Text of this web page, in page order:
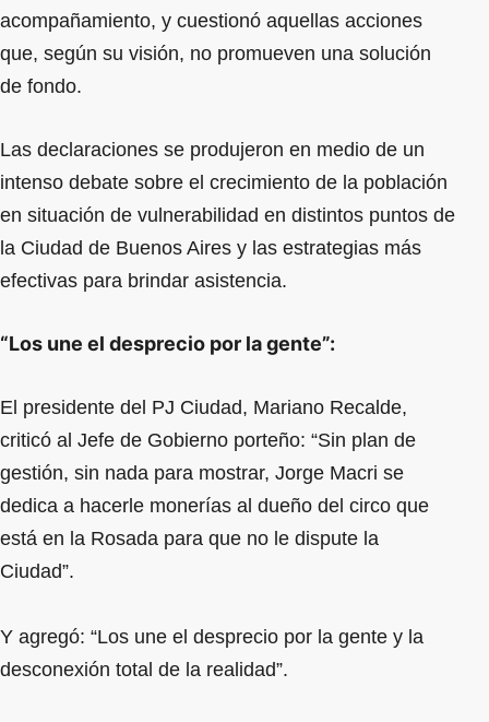
acompañamiento, y cuestionó aquellas acciones
que, según su visión, no promueven una solución
de fondo.
Las declaraciones se produjeron en medio de un
intenso debate sobre el crecimiento de la población
en situación de vulnerabilidad en distintos puntos de
la Ciudad de Buenos Aires y las estrategias más
efectivas para brindar asistencia.
“Los une el desprecio por la gente”:
El presidente del PJ Ciudad, Mariano Recalde,
criticó al Jefe de Gobierno porteño: “Sin plan de
gestión, sin nada para mostrar, Jorge Macri se
dedica a hacerle monerías al dueño del circo que
está en la Rosada para que no le dispute la
Ciudad”.
Y agregó: “Los une el desprecio por la gente y la
desconexión total de la realidad”.